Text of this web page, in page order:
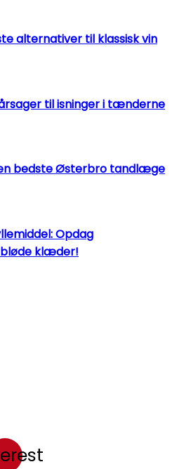
alternativer til klassisk vin
til isninger i tænderne
bedste Østerbro tandlæge
Opdag
klæder!